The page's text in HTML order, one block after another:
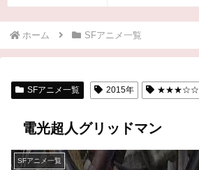
ホーム SFアニメ一覧
SFアニメ一覧 2015年 ★★★☆☆
電光超人グリッドマン
SFアニメ一覧